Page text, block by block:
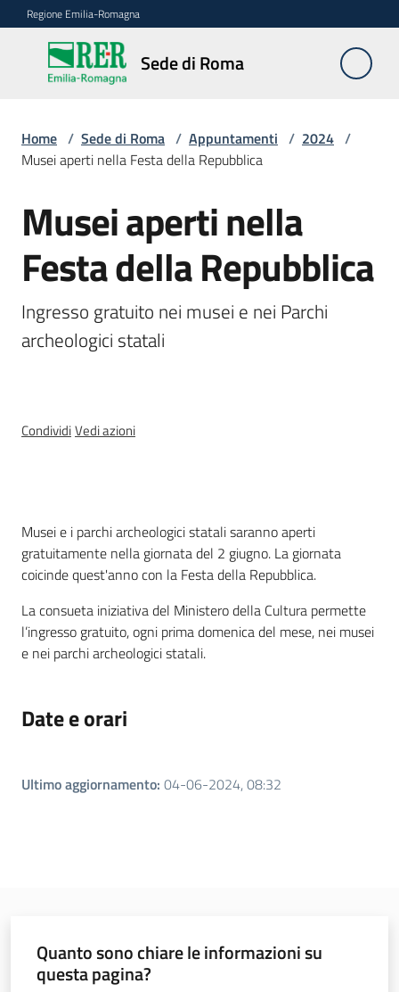
Vai al contenuto
Vai alla navigazione
Vai al footer
Regione Emilia-Romagna
Sede di Roma
Sede
di
Servizi
della
Conferenze
Temi
Menu selezionato
Newsletter
su
Regione
Home / Sede di Roma / Appuntamenti / 2024 /
Musei aperti nella Festa della Repubblica
Salta al contenuto
Musei aperti nella
Festa della Repubblica
Ingresso gratuito nei musei e nei Parchi
archeologici statali
CondividiVedi azioni
Cos'è
Musei e i parchi archeologici statali saranno aperti
gratuitamente nella giornata del 2 giugno. La giornata
coicinde quest'anno con la Festa della Repubblica.
La consueta iniziativa del Ministero della Cultura permette
l’ingresso gratuito, ogni prima domenica del mese, nei musei
e nei parchi archeologici statali.
Date e orari
Ultimo aggiornamento: 04-06-2024, 08:32
Quanto sono chiare le informazioni su
questa pagina?